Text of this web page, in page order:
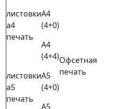
листовки
a4
печать
А4
(4+0)
Офсетная
печать
А4
(4+4)
листовки
a5
печать
А5
(4+0)
А5